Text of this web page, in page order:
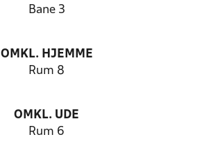
Bane 3
OMKL. HJEMME
Rum 8
OMKL. UDE
Rum 6